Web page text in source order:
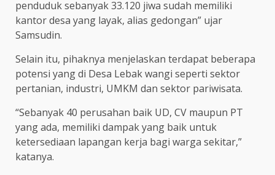
penduduk sebanyak 33.120 jiwa sudah memiliki
kantor desa yang layak, alias gedongan” ujar
Samsudin.
Selain itu, pihaknya menjelaskan terdapat beberapa
potensi yang di Desa Lebak wangi seperti sektor
pertanian, industri, UMKM dan sektor pariwisata.
“Sebanyak 40 perusahan baik UD, CV maupun PT
yang ada, memiliki dampak yang baik untuk
ketersediaan lapangan kerja bagi warga sekitar,”
katanya.